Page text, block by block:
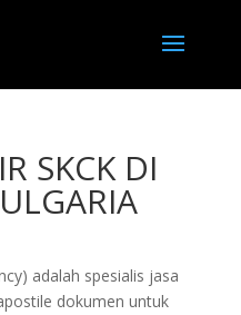
SKCK DI
adalah spesialis jasa
dokumen untuk